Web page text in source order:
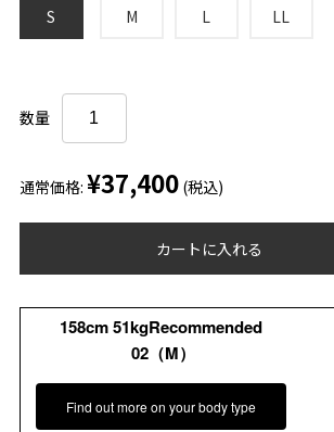
S M L LL
数量
通常価格: ¥37,400 (税込)
カートに入れる
158cm 51kgRecommended
02（M）
Find out more on your body type